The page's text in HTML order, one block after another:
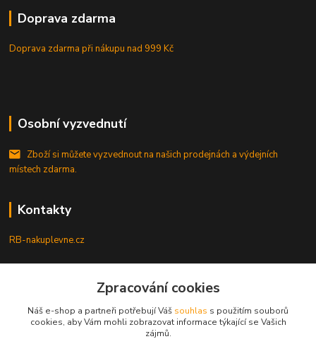
Doprava zdarma
Doprava zdarma při nákupunad 999 Kč
Osobní vyzvednutí
Zboží si můžete vyzvednout na našich prodejnách a výdejních
místech zdarma.
Kontakty
RB-nakuplevne.cz
+420 222722421
info@rb-nakuplevne.cz
Zpracování cookies
Náš e-shop a partneři potřebují Váš souhlas s použitím souborů
cookies, aby Vám mohli zobrazovat informace týkající se Vašich
zájmů.